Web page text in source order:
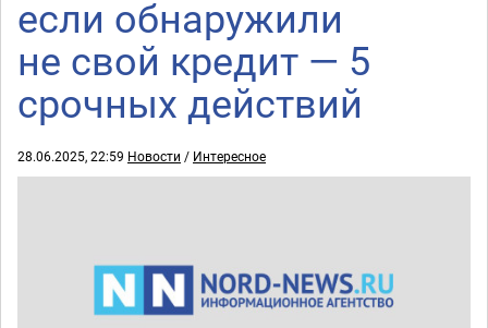
если обнаружили
не свой кредит — 5
срочных действий
28.06.2025, 22:59 Новости / Интересное